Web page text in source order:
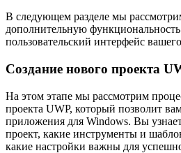
В следующем разделе мы
дополнительную
пользовательский интерфейс
Создание нового проекта
На этом этапе мы рассмотрим
проекта UWP, который позволит
приложения для Windows. Вы
проект, какие инструменты и
какие настройки важны для